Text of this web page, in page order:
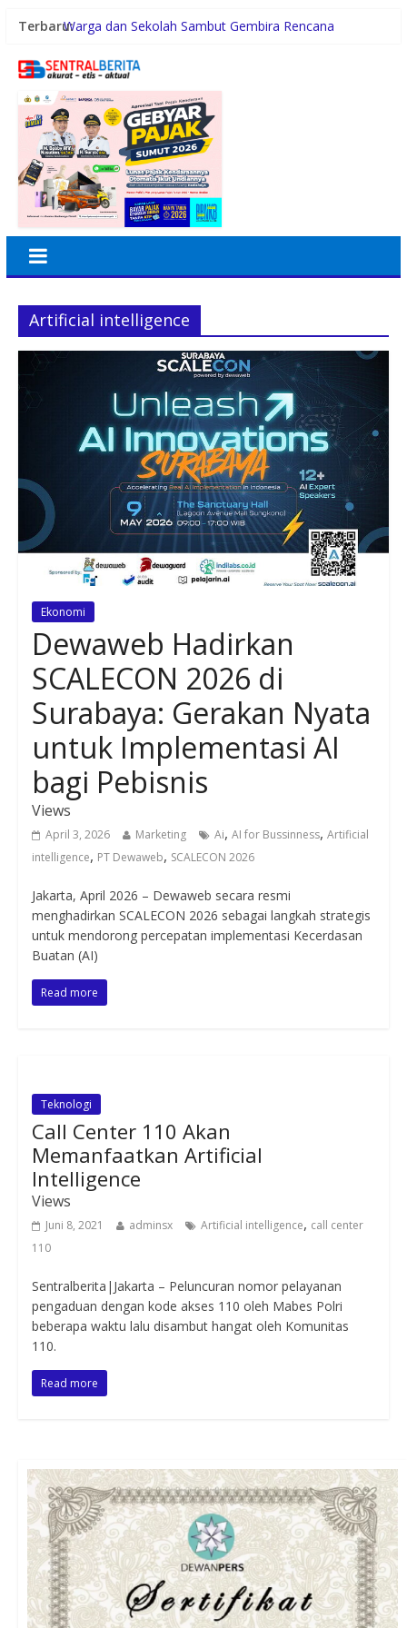
Terbaru:Warga dan Sekolah Sambut Gembira Rencana
Utara
Diamankan Sat Intelkam Polres Sergai
Pemerintah Daerah dan Kolaborasi dengan Komunitas
Gubernur Bobby Nasution Siapkan Rumah Produksi
Kelapa di Nias Utara
Lomba Foto LRT Hadirkan Hadiah Menarik, Ini
Syaratnya
Artificial intelligence
Ekonomi
Dewaweb Hadirkan
SCALECON 2026 di
Surabaya: Gerakan Nyata
untuk Implementasi AI
bagi Pebisnis
Views
April 3, 2026 Marketing Ai, AI for Bussinness, Artificial
intelligence, PT Dewaweb, SCALECON 2026
Jakarta, April 2026 – Dewaweb secara resmi
menghadirkan SCALECON 2026 sebagai langkah strategis
untuk mendorong percepatan implementasi Kecerdasan
Buatan (AI)
Read more
Teknologi
Call Center 110 Akan
Memanfaatkan Artificial
Intelligence
Views
Juni 8, 2021 adminsx Artificial intelligence, call center
110
Sentralberita|Jakarta – Peluncuran nomor pelayanan
pengaduan dengan kode akses 110 oleh Mabes Polri
beberapa waktu lalu disambut hangat oleh Komunitas
110.
Read more